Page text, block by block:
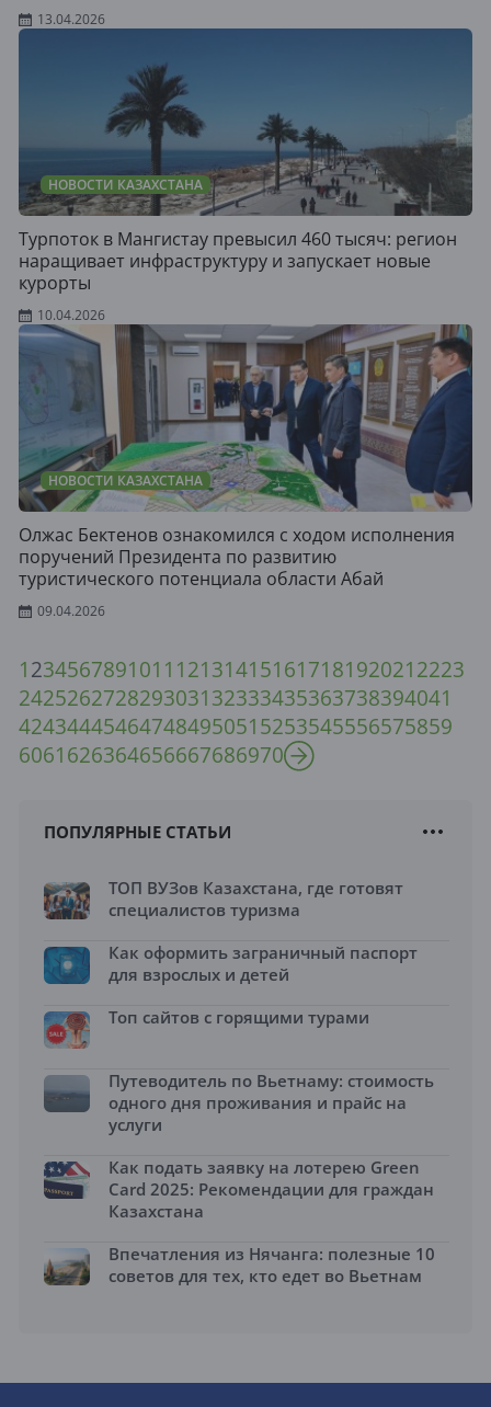
13.04.2026
НОВОСТИ КАЗАХСТАНА
Турпоток в Мангистау превысил 460 тысяч: регион
наращивает инфраструктуру и запускает новые
курорты
10.04.2026
НОВОСТИ КАЗАХСТАНА
Олжас Бектенов ознакомился с ходом исполнения
поручений Президента по развитию
туристического потенциала области Абай
09.04.2026
1234567891011 121314151617181920212223
242526272829303132333435363738394041
424344454647484950515253545556575859
6061626364656667686970
ПОПУЛЯРНЫЕ СТАТЬИ
ТОП ВУЗов Казахстана, где готовят
специалистов туризма
Как оформить заграничный паспорт
для взрослых и детей
Топ сайтов с горящими турами
Путеводитель по Вьетнаму: стоимость
одного дня проживания и прайс на
услуги
Как подать заявку на лотерею Green
Card 2025: Рекомендации для граждан
Казахстана
Впечатления из Нячанга: полезные 10
советов для тех, кто едет во Вьетнам